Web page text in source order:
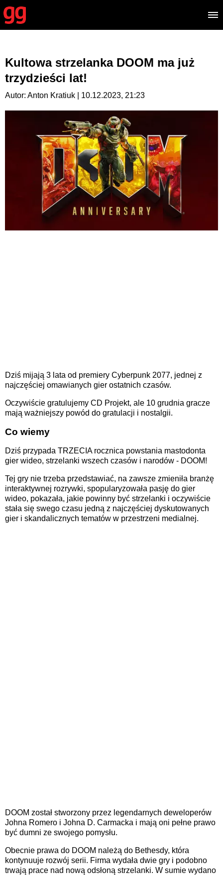
Kultowa strzelanka DOOM ma już
trzydzieści lat!
Autor: Anton Kratiuk | 10.12.2023, 21:23
Dziś mijają 3 lata od premiery Cyberpunk 2077, jednej z
najczęściej omawianych gier ostatnich czasów.
Oczywiście gratulujemy CD Projekt, ale 10 grudnia gracze
mają ważniejszy powód do gratulacji i nostalgii.
Co wiemy
Dziś przypada TRZECIA rocznica powstania mastodonta
gier wideo, strzelanki wszech czasów i narodów - DOOM!
Tej gry nie trzeba przedstawiać, na zawsze zmieniła branżę
interaktywnej rozrywki, spopularyzowała pasję do gier
wideo, pokazała, jakie powinny być strzelanki i oczywiście
stała się swego czasu jedną z najczęściej dyskutowanych
gier i skandalicznych tematów w przestrzeni medialnej.
DOOM został stworzony przez legendarnych deweloperów
Johna Romero i Johna D. Carmacka i mają oni pełne prawo
być dumni ze swojego pomysłu.
Obecnie prawa do DOOM należą do Bethesdy, która
kontynuuje rozwój serii. Firma wydała dwie gry i podobno
trwają prace nad nową odsłoną strzelanki. W sumie wydano